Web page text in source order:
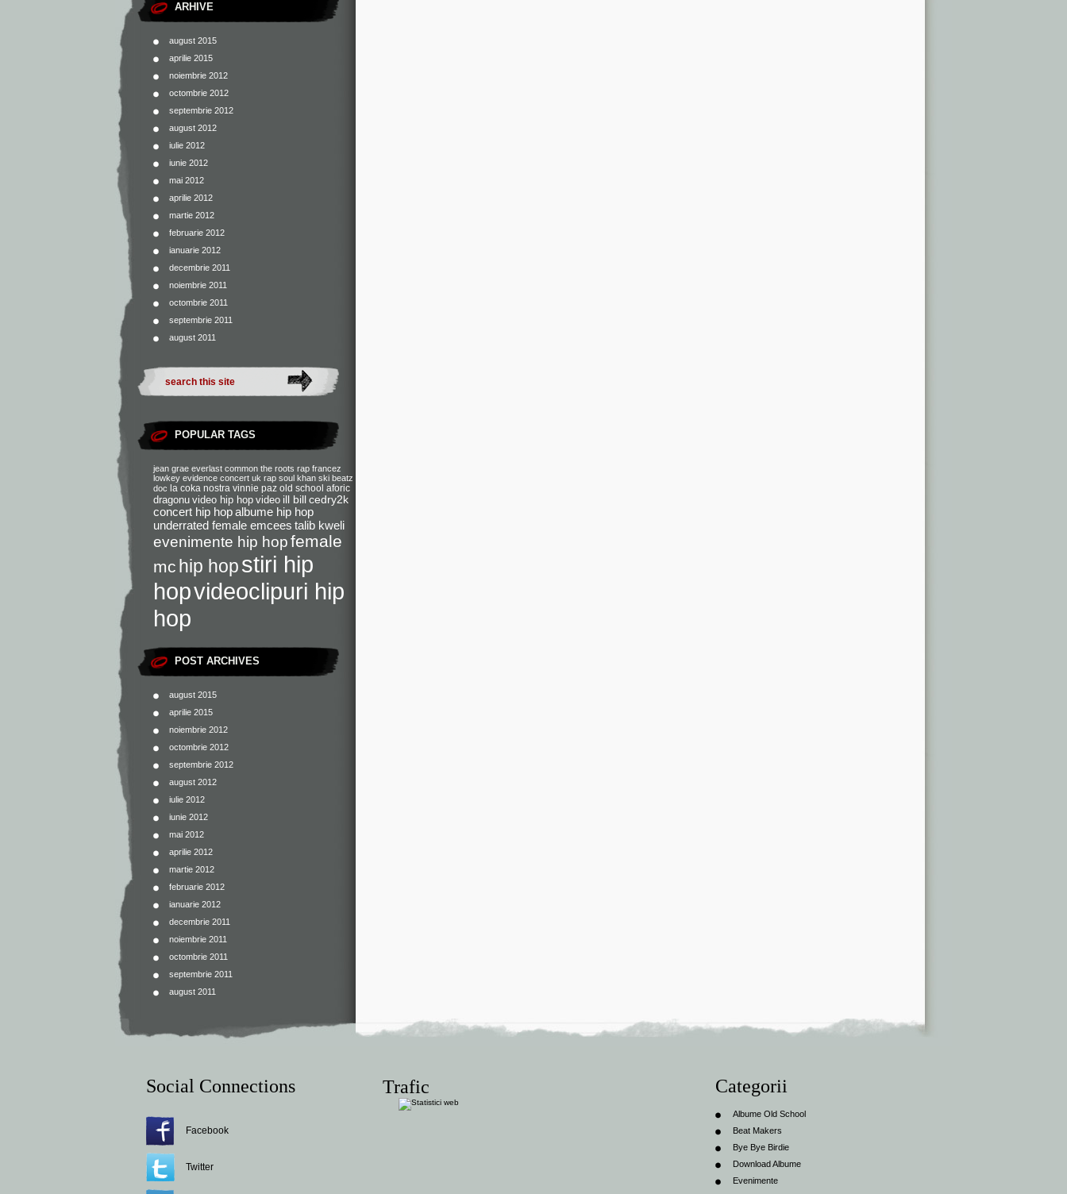
ARHIVE
august 2015
aprilie 2015
noiembrie 2012
octombrie 2012
septembrie 2012
august 2012
iulie 2012
iunie 2012
mai 2012
aprilie 2012
martie 2012
februarie 2012
ianuarie 2012
decembrie 2011
noiembrie 2011
octombrie 2011
septembrie 2011
august 2011
POPULAR TAGS
jean grae everlast common the roots rap francez
lowkey evidence concert uk rap soul khan ski beatz
doc la coka nostra vinnie paz old school aforic
dragonu video hip hop video ill bill cedry2k
concert hip hopalbume hip hop
underrated female emcees talib kweli
evenimente hip hopfemale
mc hip hopstiri hip
hopvideoclipuri hip
hop
POST ARCHIVES
august 2015
aprilie 2015
noiembrie 2012
octombrie 2012
septembrie 2012
august 2012
iulie 2012
iunie 2012
mai 2012
aprilie 2012
martie 2012
februarie 2012
ianuarie 2012
decembrie 2011
noiembrie 2011
octombrie 2011
septembrie 2011
august 2011
Social Connections
Facebook
Twitter
Trafic Categorii
Albume Old School
Beat Makers
Bye Bye Birdie
Download Albume
Evenimente